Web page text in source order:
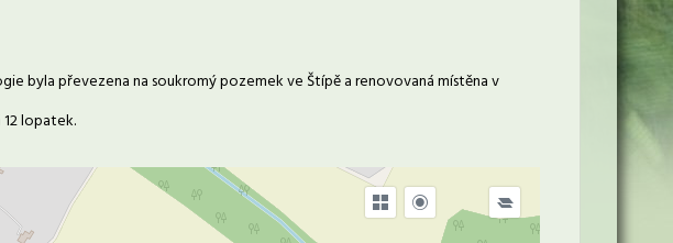
byla převezena na soukromý pozemek ve Štípě a renovovaná místěna v
lopatek.